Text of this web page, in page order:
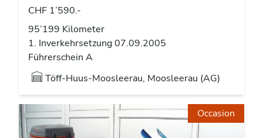
CHF 1’590.-
95’199 Kilometer
1. Inverkehrsetzung 07.09.2005
Führerschein A
Töff-Huus-Moosleerau, Moosleerau (AG)
Occasion